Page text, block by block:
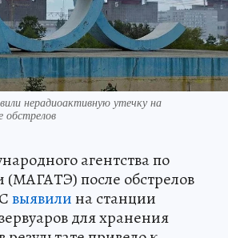
нерадиоактивную утечку на
обстрелов
агентства по
(МАГАТЭ) после обстрелов
выявилина станции
для хранения